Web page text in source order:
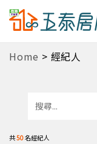
Home > 經紀人
共50名經紀人